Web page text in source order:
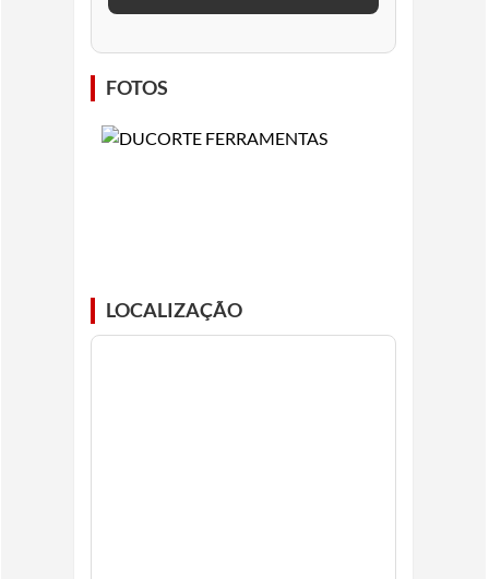
FOTOS
LOCALIZAÇÃO